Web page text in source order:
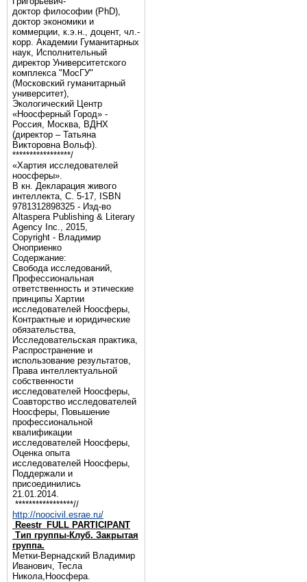
доктор философии (PhD),
доктор экономики и
коммерции, к.э.н., доцент, чл.-
корр. Академии Гуманитарных
наук, Исполнительный
директор Университетского
комплекса "МосГУ"
(Московский гуманитарный
университет),
Экологический Центр
«Ноосферный Город» -
Россия, Москва, ВДНХ
(директор – Татьяна
Викторовна Вольф).
*****************/
«Хартия исследователей
ноосферы».
В кн. Декларация живого
интеллекта, С. 5-17, ISBN
9781312898325 - Изд-во
Altaspera Publishing & Literary
Agency Inc., 2015,
Copyright - Владимир
Оноприенко
Содержание:
Свобода исследований,
Профессиональная
ответственность и этические
принципы Хартии
исследователей Ноосферы,
Контрактные и юридические
обязательства,
Исследовательская практика,
Распространение и
использование результатов,
Права интеллектуальной
собственности
исследователей Ноосферы,
Соавторство исследователей
Ноосферы, Повышение
профессиональной
квалификации
исследователей Ноосферы,
Оценка опыта
исследователей Ноосферы,
Поддержали и
присоединились
21.01.2014.
*****************//
http://noocivil.esrae.ru/
Reestr_FULL PARTICIPANT
Тип группы-Клуб. Закрытая
группа.
Метки-Вернадский Владимир
Иванович, Тесла
Никола,Ноосфера.